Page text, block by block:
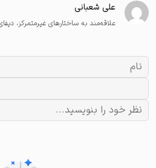
علی شعبانی
علاقه‌مند به ساختارهای غیرمتمرکز،